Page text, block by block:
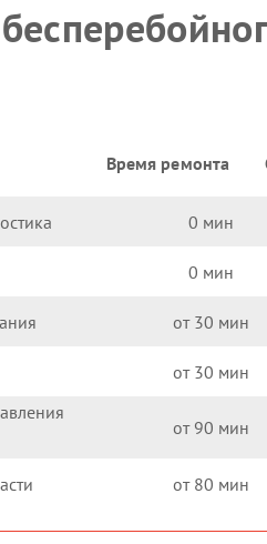
Время ремонта
0
0
30
30
90
80